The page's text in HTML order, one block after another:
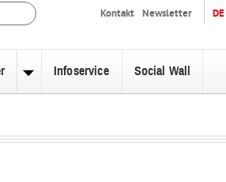
Kontakt Newsletter DE
Infoservice Social Wall